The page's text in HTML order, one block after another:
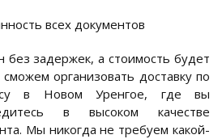
всех документов
без задержек, а стоимость будет
организовать доставку по
в Новом Уренгое, где вы
в высоком качестве
Мы никогда не требуем какой-